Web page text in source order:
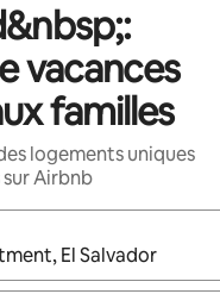
vacances
familles
logements uniques
Airbnb
utilisez les